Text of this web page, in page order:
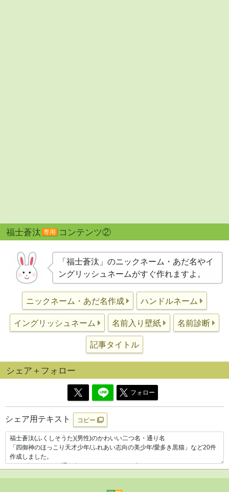
福士蒼汰 専用 コンテンツ②
「福士蒼汰」のニックネーム・あだ名やイ
ングリッシュネームがすぐ作れますよ。
ニックネーム・あだ名作成 ハンドルネーム
イングリッシュネーム 名前入り壁紙 名前診断
記事タイトル
シェア＋フォロー
フォロー
シェア用テキスト コピー